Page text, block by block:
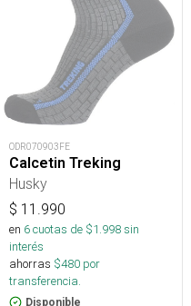
ODR070903FE
Calcetin Treking
Husky
$ 11.990
en 6cuotas de $1.998sin
interés
ahorras $480 por
transferencia.
Disponible